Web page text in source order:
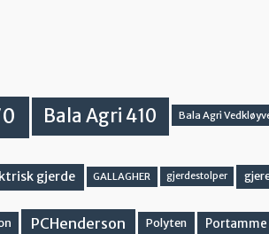
Bala Agri 410 Bala Agri
gjerde GALLAGHER gjerdestolper
PCHenderson Polyten